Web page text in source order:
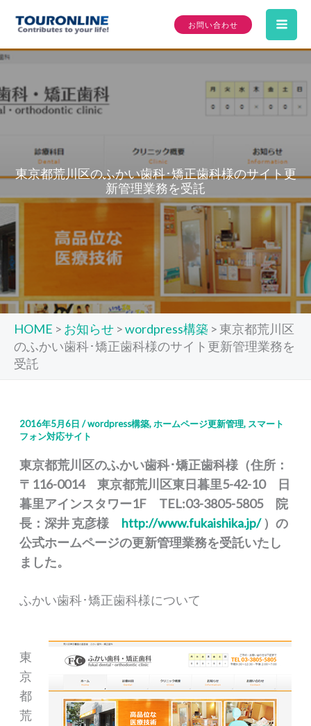
を
キ
ッ
お問い合わせ
東京都荒川区のふかい歯科･矯正歯科様のサイト更
新管理業務を受託
HOME > お知らせ >wordpress構築 > 東京都荒川区
のふかい歯科･矯正歯科様のサイト更新管理業務を
受託
2016年5月6日 /wordpress構築,ホームページ更新管理, スマート
フォン対応サイト
東京都荒川区のふかい歯科･矯正歯科様（住所：
〒116-0014 東京都荒川区東日暮里5-42-10 日
暮里アインスタワー1F TEL:03-3805-5805 院
長：深井 克彦様 http://www.fukaishika.jp/）の
公式ホームページの更新管理業務を受託いたし
ました。
ふかい歯科･矯正歯科様について
東
京
都
荒